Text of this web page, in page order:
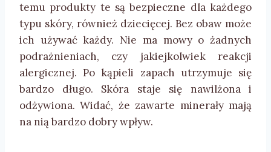
temu produkty te są bezpieczne dla każdego
typu skóry, również dziecięcej. Bez obaw może
ich używać każdy. Nie ma mowy o żadnych
podrażnieniach, czy jakiejkolwiek reakcji
alergicznej. Po kąpieli zapach utrzymuje się
bardzo długo. Skóra staje się nawilżona i
odżywiona. Widać, że zawarte minerały mają
na nią bardzo dobry wpływ.